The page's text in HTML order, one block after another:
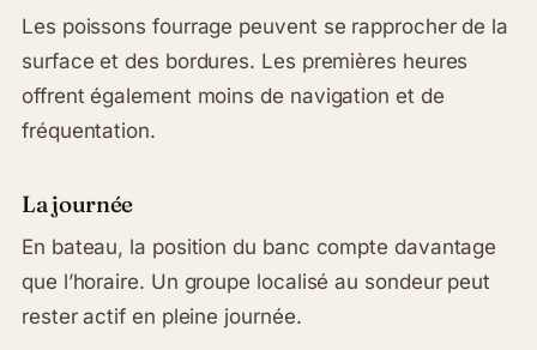
Les poissons fourrage peuvent se rapprocher de la
surface et des bordures. Les premières heures
offrent également moins de navigation et de
fréquentation.
La journée
En bateau, la position du banc compte davantage
que l’horaire. Un groupe localisé au sondeur peut
rester actif en pleine journée.